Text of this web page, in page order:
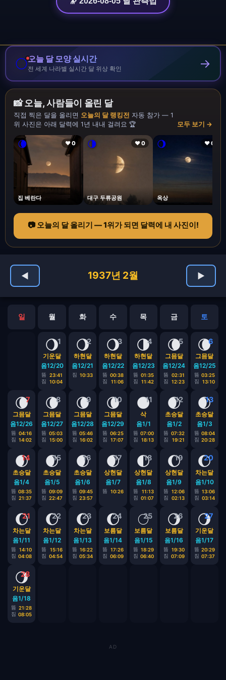
🌕오늘 달 모양 실시간
전 세계 나라별 실시간 달 위상 확인 →
📸 오늘, 사람들이 올린 달
직접 찍은 달을 올리면 오늘의 달 랭킹전 자동 참가 — 1
위 사진은 아래 달력에 1년 내내 걸려요 🏆
모두 보기 →
🌘 ❤ 0
집 베란다
🌗 ❤ 0
대구 두류공원
🌖 ❤ 0
옥상
📷 오늘의 달 올리기 — 1위가 되면 달력에 내 사진이!
◀ 1937년 2월 ▶
일 월 화 수 목 금 토
1
🌖
기운달
음12/20
뜸
23:41
짐
10:04
2
🌖
하현달
음12/21
짐 10:33
3
🌖
하현달
음12/22
뜸 00:38
짐
11:06
4
🌗
하현달
음12/23
뜸 01:35
짐
11:42
5
🌘
그믐달
음12/24
뜸
02:31
짐
12:23
6
🌘
그믐달
음12/25
뜸 03:25
짐
13:10
7
🌘
그믐달
음12/26
뜸 04:16
짐 14:02
8
🌘
그믐달
음12/27
뜸 05:03
짐
15:00
9
🌘
그믐달
음12/28
뜸 05:46
짐 16:02
10
🌘
그믐달
음12/29
뜸 06:25
짐
17:07
11
🌑
삭
음1/1
뜸 07:00
짐
18:13
12
🌒
초승달
음1/2
뜸 07:32
짐
19:21
13
🌒
초승달
음1/3
뜸 08:04
짐 20:28
14
🌒
초승달
음1/4
뜸 08:35
짐 21:37
15
🌒
초승달
음1/5
뜸 09:09
짐 22:47
16
🌒
초승달
음1/6
뜸 09:45
짐 23:57
17
🌒
상현달
음1/7
뜸 10:26
18
🌓
상현달
음1/8
뜸
11:13
짐 01:07
19
🌔
상현달
음1/9
뜸
12:06
짐
02:13
20
🌔
차는달
음1/10
뜸 13:06
짐 03:14
21
🌔
차는달
음1/11
뜸
14:10
짐 04:08
22
🌔
차는달
음1/12
뜸
15:16
짐 04:54
23
🌔
차는달
음1/13
뜸 16:22
짐 05:34
24
🌔
보름달
음1/14
뜸
17:26
짐 06:09
25
🌕
보름달
음1/15
뜸 18:29
짐 06:40
26
🌖
보름달
음1/16
뜸
19:30
짐 07:09
27
🌖
기운달
음1/17
뜸 20:29
짐 07:37
28
🌖
기운달
음1/18
뜸 21:28
짐 08:05
AD